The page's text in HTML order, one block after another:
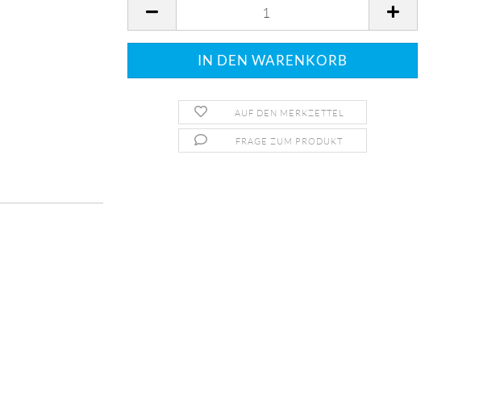
AUF DEN MERKZETTEL
FRAGE ZUM PRODUKT